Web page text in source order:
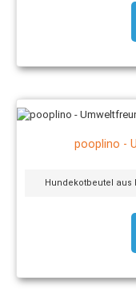
pooplino -
Hundekotbeutel aus